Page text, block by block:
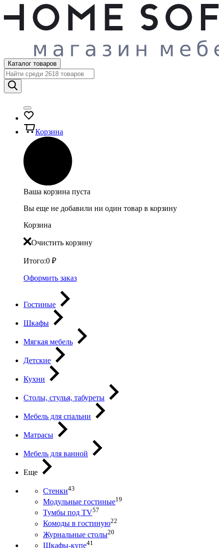
Каталог товаров
Корзина
Ваша корзина пуста
Вы еще не добавили ни один товар в корзину
Корзина
Очистить корзину
Итого:0 ₽
Оформить заказ
Гостиные
Шкафы
Мягкая мебель
Детские
Кухни
Столы, стулья, табуреты
Мебель для спальни
Матрасы
Мебель для ванной
Еще
Стенки43
Модульные гостиные19
Тумбы под ТV57
Комоды в гостиную22
Журнальные столы20
Шкафы-купе41